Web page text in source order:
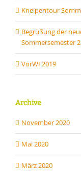
Kneipentour
Begrüßung der
Sommersemester
VorWI 2019
Archive
November 2020
Mai 2020
März 2020